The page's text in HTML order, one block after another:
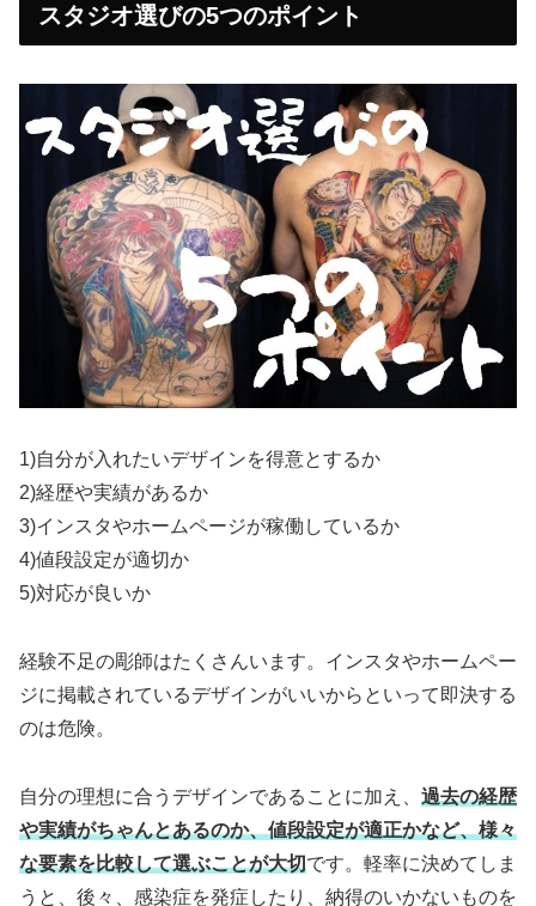
スタジオ選びの5つのポイント
1)自分が入れたいデザインを得意とするか
2)経歴や実績があるか
3)インスタやホームページが稼働しているか
4)値段設定が適切か
5)対応が良いか
経験不足の彫師はたくさんいます。インスタやホームペー
ジに掲載されているデザインがいいからといって即決する
のは危険。
自分の理想に合うデザインであることに加え、 過去の経歴
や実績がちゃんとあるのか、値段設定が適正かなど、様々
な要素を比較して選ぶことが大切です。軽率に決めてしま
うと、後々、感染症を発症したり、納得のいかないものを